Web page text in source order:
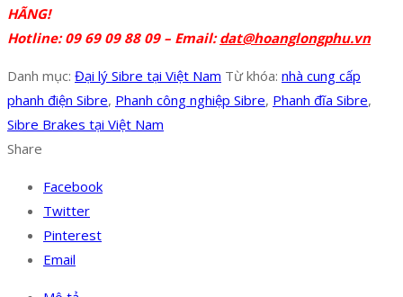
HÃNG!
Hotline: 09 69 09 88 09 – Email:dat@hoanglongphu.vn
Danh mục: Đại lý Sibre tại Việt Nam Từ khóa: nhà cung cấp
phanh điện Sibre, Phanh công nghiệp Sibre, Phanh đĩa Sibre,
Sibre Brakes tại Việt Nam
Share
Facebook
Twitter
Pinterest
Email